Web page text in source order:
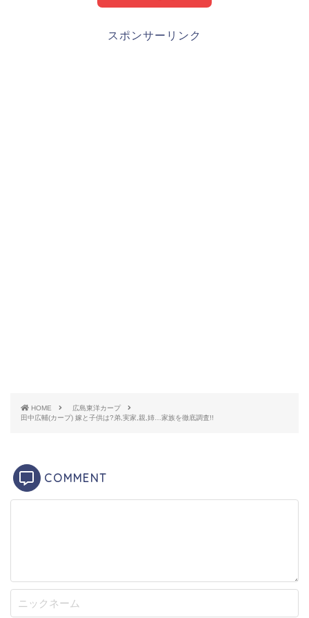
田中広輔(カープ)プロフィール・経歴・ 成績
す。
に甲子園に出場しています。同学年には読売ジャイア
ンツの菅野智之投手がいます。
1年目からレギュラーを獲り、2013年に都市対抗野球
スポンサーリンク
HOME
広島東洋カープ
田中広輔(カープ) 嫁と子供は?弟,実家,親,姉…家族を徹底調査!!
COMMENT